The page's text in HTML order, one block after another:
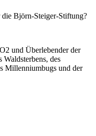
die Björn-Steiger-Stiftung?
und Überlebender der
Waldsterbens, des
Millenniumbugs und der